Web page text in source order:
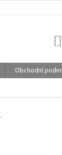
Obchodní